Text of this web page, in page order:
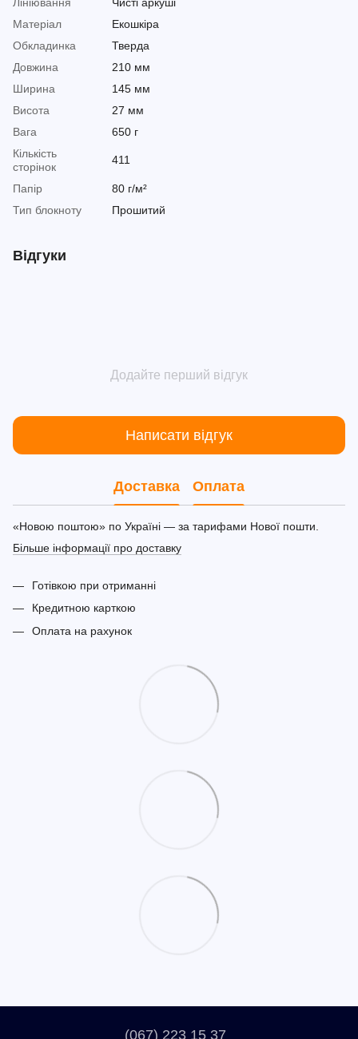
Матеріал
Екошкіра
Обкладинка
Тверда
Довжина
210 мм
Ширина
145 мм
Висота
27 мм
Вага
650 г
Кількість
сторінок
411
Папір
80 г/м²
Тип блокноту
Прошитий
Відгуки
Додайте перший відгук
Написати відгук
Доставка Оплата
«Новою поштою» по Україні — за тарифами Нової пошти.
Більше інформації про доставку
Готівкою при отриманні
Кредитною карткою
Оплата на рахунок
(067) 223 15 37